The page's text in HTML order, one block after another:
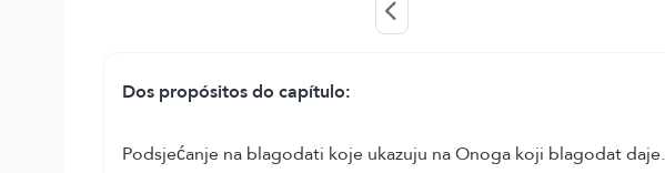
Dos propósitos do capítulo:
Podsjećanje na blagodati koje ukazuju na Onoga koji blagodat daje.